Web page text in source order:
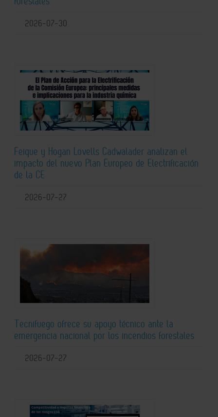
2026-07-30
Feique y Hogan Lovells Cadwalader analizan el
impacto del nuevo Plan Europeo de Electrificación
de la CE
2026-07-27
Tecnifuego ofrece su apoyo técnico ante la
emergencia nacional por los incendios forestales
2026-07-27